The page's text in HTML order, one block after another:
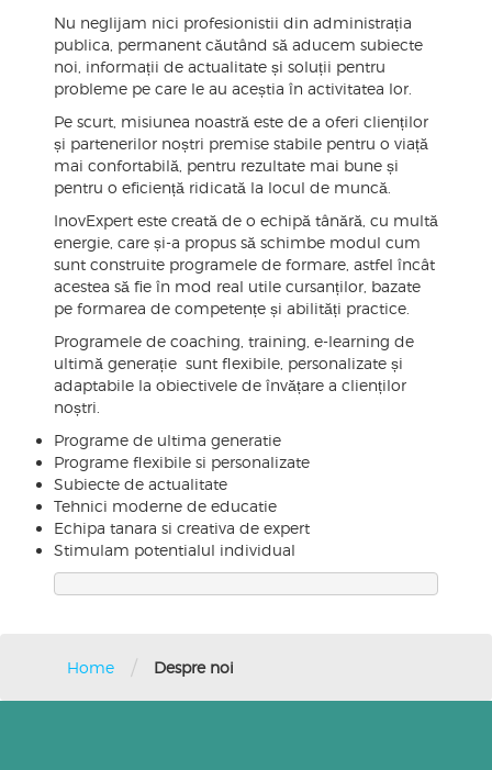
Nu neglijam nici profesionistii din administrația
publica, permanent căutând să aducem subiecte
noi, informații de actualitate și soluții pentru
probleme pe care le au aceștia în activitatea lor.
Pe scurt, misiunea noastră este de a oferi clienților
și partenerilor noștri premise stabile pentru o viață
mai confortabilă, pentru rezultate mai bune și
pentru o eficiență ridicată la locul de muncă.
InovExpert este creată de o echipă tânără, cu multă
energie, care și-a propus să schimbe modul cum
sunt construite programele de formare, astfel încât
acestea să fie în mod real utile cursanților, bazate
pe formarea de competențe și abilități practice.
Programele de coaching, training, e-learning de
ultimă generație sunt flexibile, personalizate și
adaptabile la obiectivele de învățare a clienților
noștri.
Programe de ultima generatie
Programe flexibile si personalizate
Subiecte de actualitate
Tehnici moderne de educatie
Echipa tanara si creativa de expert
Stimulam potentialul individual
Home / Despre noi